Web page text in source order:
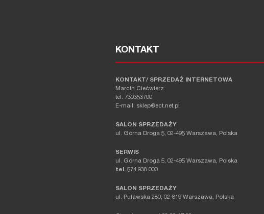
KONTAKT
KONTAKT/ SPRZEDAŻ INTERNETOWA
Marcin Ciećwierz
tel. 730353700
E-mail: sklep@ect.net.pl
SALON SPRZEDAŻY
ul. Górna Droga 5, 02-495 Warszawa, Polska
SERWIS
ul. Górna Droga 5, 02-495 Warszawa, Polska
tel. 574 938 000
SALON SPRZEDAŻY
ul. Puławska 280, 02-819 Warszawa, Polska